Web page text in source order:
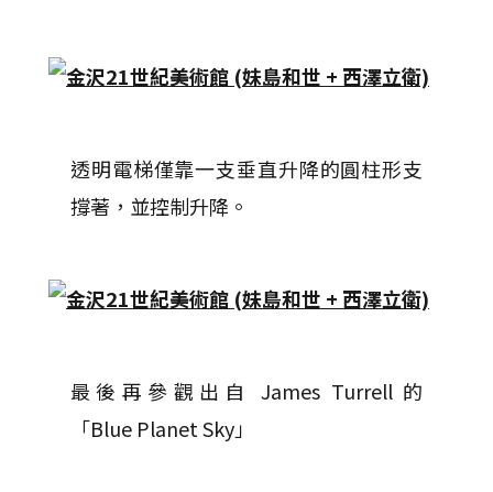
透明電梯僅靠一支垂直升降的圓柱形支
撐著，並控制升降。
最後再參觀出自 James Turrell 的
「Blue Planet Sky」